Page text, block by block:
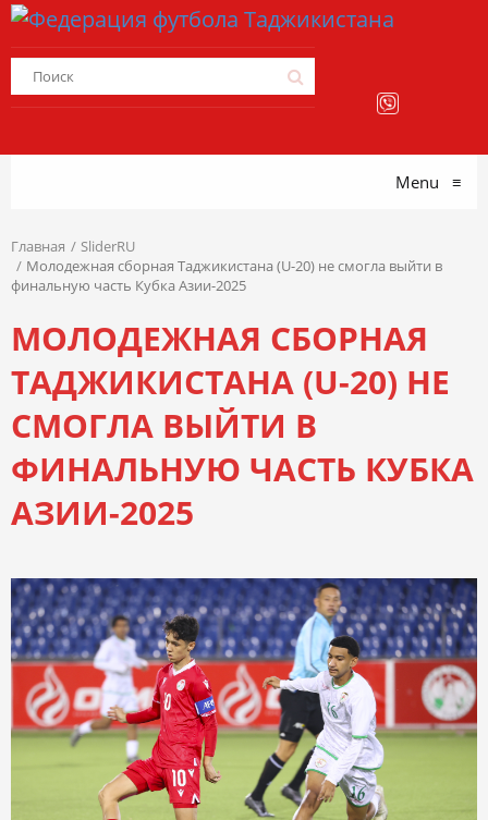
Menu ≡
Главная
SliderRU
Молодежная сборная Таджикистана (U-20) не смогла выйти в
финальную часть Кубка Азии-2025
МОЛОДЕЖНАЯ СБОРНАЯ
ТАДЖИКИСТАНА (U-20) НЕ
СМОГЛА ВЫЙТИ В
ФИНАЛЬНУЮ ЧАСТЬ КУБКА
АЗИИ-2025